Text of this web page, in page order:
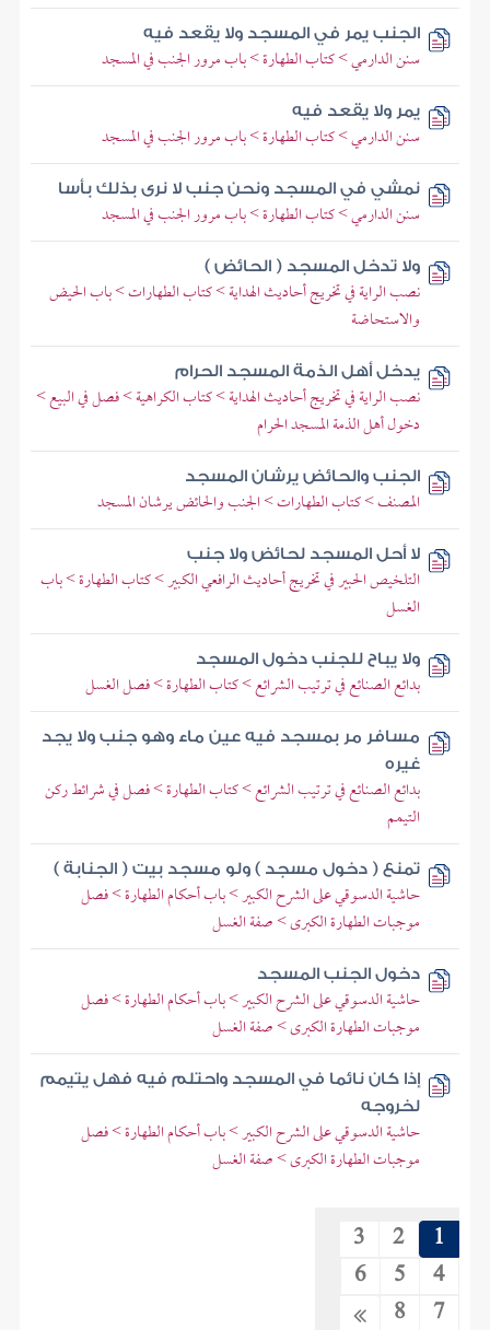
الجنب يمر في المسجد ولا يقعد فيه
سنن الدارمي > كتاب الطهارة > باب مرور الجنب في المسجد
يمر ولا يقعد فيه
سنن الدارمي > كتاب الطهارة > باب مرور الجنب في المسجد
نمشي في المسجد ونحن جنب لا نرى بذلك بأسا
سنن الدارمي > كتاب الطهارة > باب مرور الجنب في المسجد
ولا تدخل المسجد ( الحائض )
نصب الراية في تخريج أحاديث الهداية > كتاب الطهارات > باب الحيض
والاستحاضة
يدخل أهل الذمة المسجد الحرام
نصب الراية في تخريج أحاديث الهداية > كتاب الكراهية > فصل في البيع >
دخول أهل الذمة المسجد الحرام
الجنب والحائض يرشان المسجد
المصنف > كتاب الطهارات > الجنب والحائض يرشان المسجد
لا أحل المسجد لحائض ولا جنب
التلخيص الحبير في تخريج أحاديث الرافعي الكبير > كتاب الطهارة > باب
الغسل
ولا يباح للجنب دخول المسجد
بدائع الصنائع في ترتيب الشرائع > كتاب الطهارة > فصل الغسل
مسافر مر بمسجد فيه عين ماء وهو جنب ولا يجد
غيره
بدائع الصنائع في ترتيب الشرائع > كتاب الطهارة > فصل في شرائط ركن
التيمم
تمنع ( دخول مسجد ) ولو مسجد بيت ( الجنابة )
حاشية الدسوقي على الشرح الكبير > باب أحكام الطهارة > فصل
موجبات الطهارة الكبرى > صفة الغسل
دخول الجنب المسجد
حاشية الدسوقي على الشرح الكبير > باب أحكام الطهارة > فصل
موجبات الطهارة الكبرى > صفة الغسل
إذا كان نائما في المسجد واحتلم فيه فهل يتيمم
لخروجه
حاشية الدسوقي على الشرح الكبير > باب أحكام الطهارة > فصل
موجبات الطهارة الكبرى > صفة الغسل
1
2
3
4
5
6
7
8